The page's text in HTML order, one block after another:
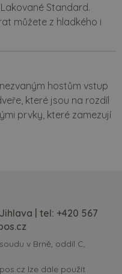
Standard.
můžete z hladkého i
hostům vstup
které jsou na rozdíl
prvky, které zamezují
| tel: +420 567
v Brně, oddíl C,
lze dále použít